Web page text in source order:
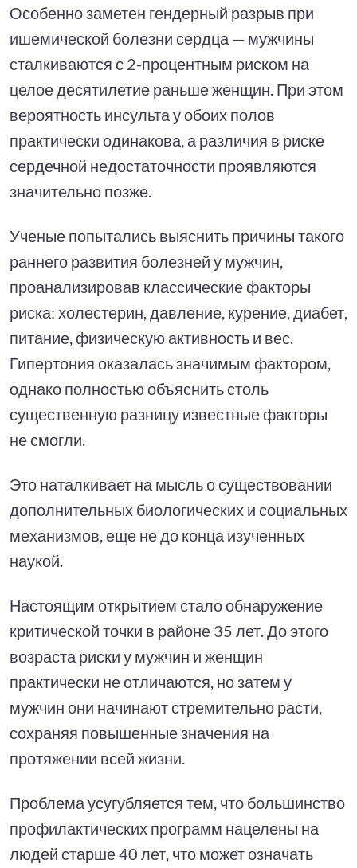
Особенно заметен гендерный разрыв при
ишемической болезни сердца — мужчины
сталкиваются с 2-процентным риском на
целое десятилетие раньше женщин. При этом
вероятность инсульта у обоих полов
практически одинакова, а различия в риске
сердечной недостаточности проявляются
значительно позже.
Ученые попытались выяснить причины такого
раннего развития болезней у мужчин,
проанализировав классические факторы
риска: холестерин, давление, курение, диабет,
питание, физическую активность и вес.
Гипертония оказалась значимым фактором,
однако полностью объяснить столь
существенную разницу известные факторы
не смогли.
Это наталкивает на мысль о существовании
дополнительных биологических и социальных
механизмов, еще не до конца изученных
наукой.
Настоящим открытием стало обнаружение
критической точки в районе 35 лет. До этого
возраста риски у мужчин и женщин
практически не отличаются, но затем у
мужчин они начинают стремительно расти,
сохраняя повышенные значения на
протяжении всей жизни.
Проблема усугубляется тем, что большинство
профилактических программ нацелены на
людей старше 40 лет, что может означать